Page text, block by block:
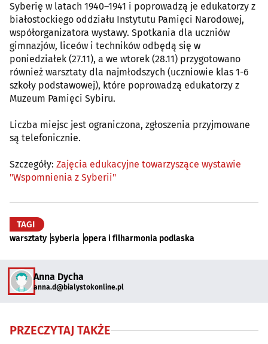
Syberię w latach 1940–1941 i poprowadzą je edukatorzy z
białostockiego oddziału Instytutu Pamięci Narodowej,
współorganizatora wystawy. Spotkania dla uczniów
gimnazjów, liceów i techników odbędą się w
poniedziałek (27.11), a we wtorek (28.11) przygotowano
również warsztaty dla najmłodszych (uczniowie klas 1-6
szkoły podstawowej), które poprowadzą edukatorzy z
Muzeum Pamięci Sybiru.
Liczba miejsc jest ograniczona, zgłoszenia przyjmowane
są telefonicznie.
Szczegóły: Zajęcia edukacyjne towarzyszące wystawie
"Wspomnienia z Syberii"
TAGI
warsztaty syberia opera i filharmonia podlaska
Anna Dycha
anna.d@bialystokonline.pl
PRZECZYTAJ TAKŻE